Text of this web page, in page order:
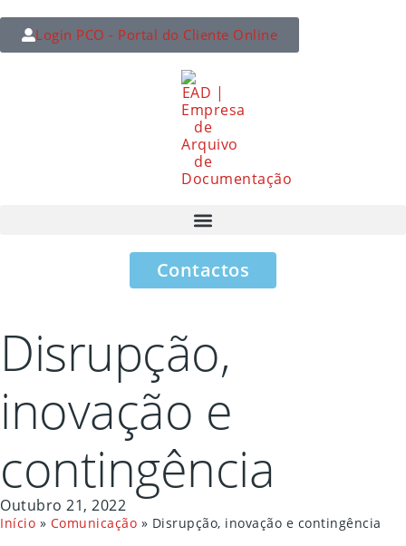
Login PCO - Portal do Cliente Online
Contactos
Disrupção,
inovação e
contingência
Outubro 21, 2022
Início » Comunicação » Disrupção, inovação e contingência